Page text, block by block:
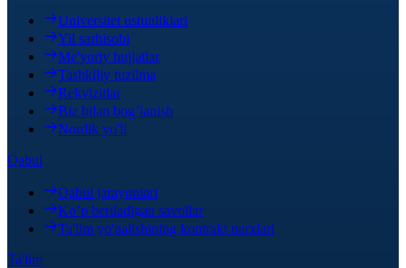
Universitet ustunliklari
Yil sarhisobi
Me'yoriy hujjatlar
Tashkiliy tuzilma
Rekvizitlar
Biz bilan bog’lanish
Nordik yo'li
Qabul
Qabul jarayonlari
Ko’p beriladigan savollar
Ta'lim yo'nalishining kontrakt narxlari
Ta'lim